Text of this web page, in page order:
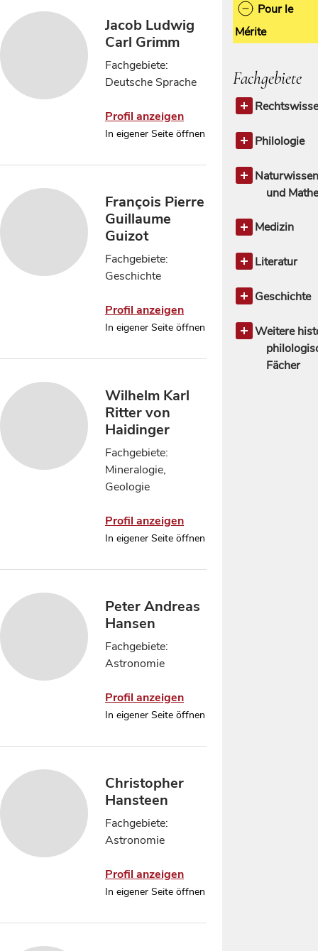
Jacob Ludwig
Carl Grimm
Fachgebiete:
Deutsche Sprache
Profil anzeigen
In eigener Seite öffnen
François Pierre
Guillaume
Guizot
Fachgebiete:
Geschichte
Profil anzeigen
In eigener Seite öffnen
Wilhelm Karl
Ritter von
Haidinger
Fachgebiete:
Mineralogie,
Geologie
Profil anzeigen
In eigener Seite öffnen
Peter Andreas
Hansen
Fachgebiete:
Astronomie
Profil anzeigen
In eigener Seite öffnen
Christopher
Hansteen
Fachgebiete:
Astronomie
Profil anzeigen
In eigener Seite öffnen
Pour le
Mérite
Fachgebiete
allgemein
Philologie
Klassische
Romanische
und
allgemein
Biologie
Medizin
Literatur
Geschichte
Archäologie
Geschichte
Weitere
Fächer